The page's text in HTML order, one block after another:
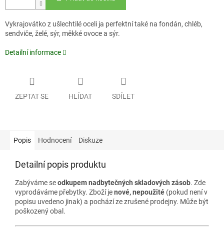
Vykrajovátko z ušlechtilé oceli ja perfektní také na fondán, chléb,
sendviče, želé, sýr, měkké ovoce a sýr.
Detailní informace
ZEPTAT SE HLÍDAT SDÍLET
Popis Hodnocení Diskuze
Detailní popis produktu
Zabýváme seodkupem nadbytečných skladových zásob. Zde
vyprodáváme přebytky. Zboží jenové, nepoužité (pokud není v
popisu uvedeno jinak) a pochází ze zrušené prodejny. Může být
poškozený obal.